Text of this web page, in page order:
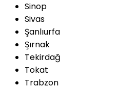
Sinop
Sivas
Şanlıurfa
Şırnak
Tekirdağ
Tokat
Trabzon